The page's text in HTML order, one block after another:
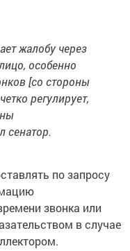
жалобу через
особенно
[со стороны
регулирует,
сенатор.
по запросу
звонка или
в случае